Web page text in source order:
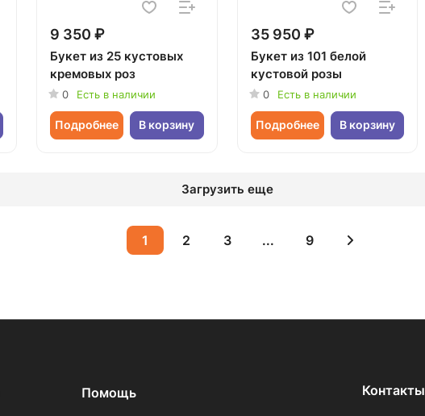
9 350 ₽
Букет из 25 кустовых
кремовых роз
0 Есть в наличии
Подробнее В корзину
35 950 ₽
Букет из 101 белой
кустовой розы
0 Есть в наличии
Подробнее В корзину
Загрузить еще
1 2 3 ... 9
Помощь Контакты